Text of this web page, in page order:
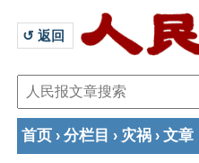
↺ 返回
首页 › 分栏目 › 灾祸 › 文章